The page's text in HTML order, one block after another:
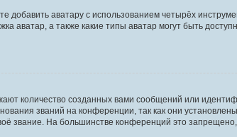
добавить аватару с использованием четырёх
аватар, а также какие типы аватар могут быть
количество созданных вами сообщений или
званий на конференции, так как они
звание. На большинстве конференций это